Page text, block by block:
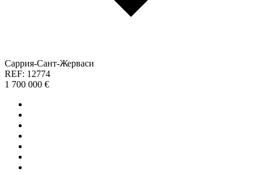
Саррия-Сант-Жерваси
REF: 12774
1 700 000 €